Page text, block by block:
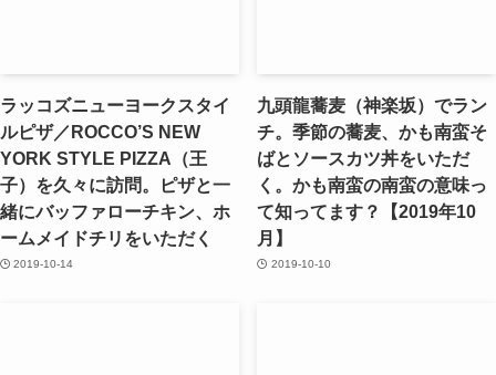
ラッコズニューヨークスタイ
ルピザ／ROCCO’S NEW
YORK STYLE PIZZA（王
子）を久々に訪問。ピザと一
緒にバッファローチキン、ホ
ームメイドチリをいただく
2019-10-14
九頭龍蕎麦（神楽坂）でラン
チ。季節の蕎麦、かも南蛮そ
ばとソースカツ丼をいただ
く。かも南蛮の南蛮の意味っ
て知ってます？【2019年10
月】
2019-10-10